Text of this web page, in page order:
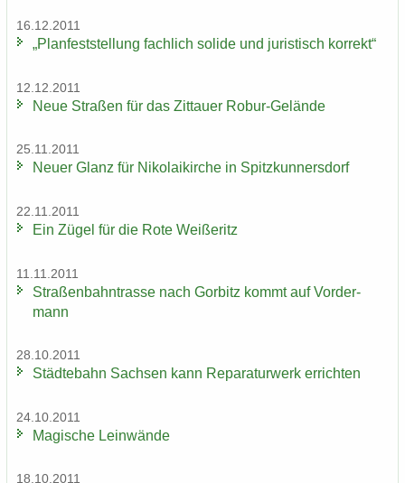
16.12.2011
„Plan­fest­stel­lung fach­lich so­li­de und ju­ris­tisch kor­rekt“
12.12.2011
Neue Stra­ßen für das Zit­tau­er Robur-​Gelände
25.11.2011
Neuer Glanz für Ni­ko­lai­kir­che in Spitz­kun­ners­dorf
22.11.2011
Ein Zügel für die Rote Wei­ße­ritz
11.11.2011
Stra­ßen­bahn­tras­se nach Gor­bitz kommt auf Vor­der­
mann
28.10.2011
Städ­te­bahn Sach­sen kann Re­pa­ra­tur­werk er­rich­ten
24.10.2011
Ma­gi­sche Lein­wän­de
18.10.2011